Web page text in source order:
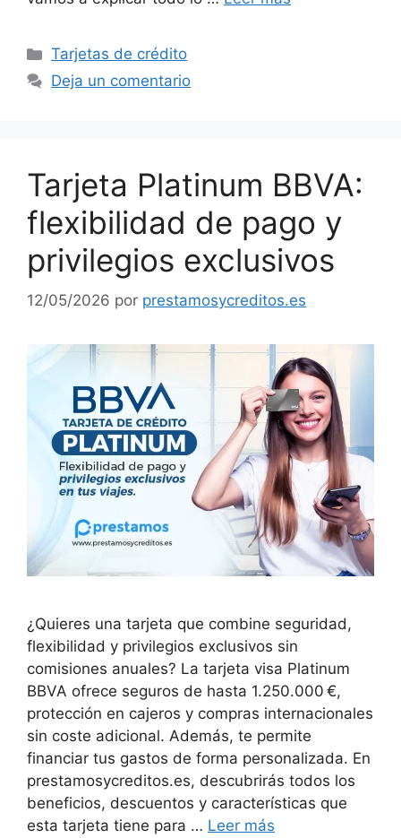
Categorías
Tarjetas de crédito
Deja un comentario
Tarjeta Platinum BBVA:
flexibilidad de pago y
privilegios exclusivos
12/05/2026 por prestamosycreditos.es
¿Quieres una tarjeta que combine seguridad,
flexibilidad y privilegios exclusivos sin
comisiones anuales? La tarjeta visa Platinum
BBVA ofrece seguros de hasta 1.250.000 €,
protección en cajeros y compras internacionales
sin coste adicional. Además, te permite
financiar tus gastos de forma personalizada. En
prestamosycreditos.es, descubrirás todos los
beneficios, descuentos y características que
esta tarjeta tiene para … Leer más